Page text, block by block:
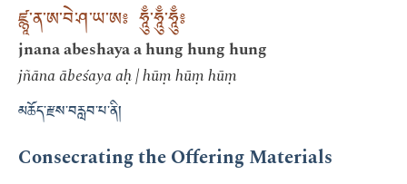
ཛྙཱ་ན་ཨ་བེ་ཤ་ཡ་ཨ༔ ཧཱུྃ་ཧཱུྃ་ཧཱུྃ༔
jnana abeshaya a hung hung hung
jñāna ābeśaya aḥ | hūṃ hūṃ hūṃ
མཆོད་རྫས་བརླབ་པ་ནི།
Consecrating the Offering Materials